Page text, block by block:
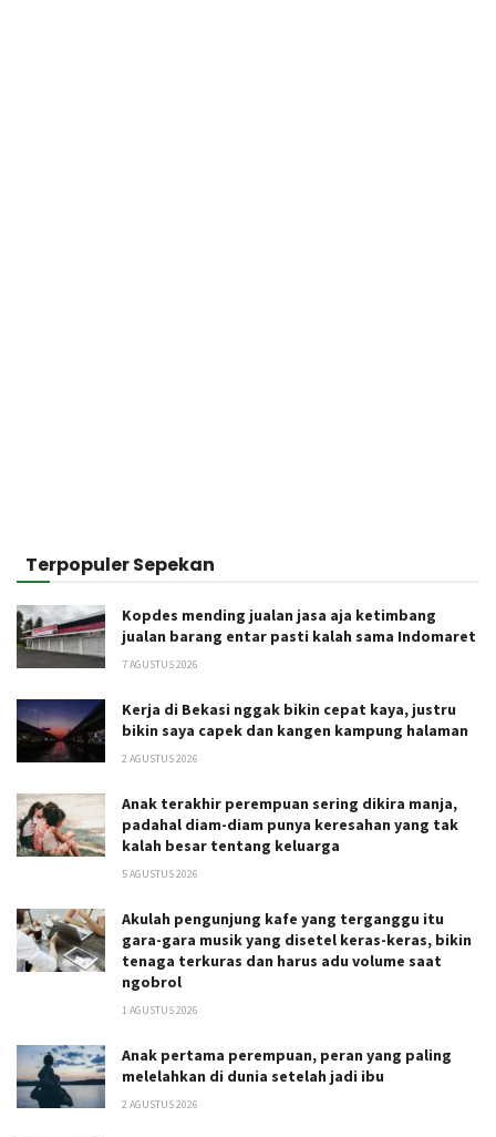
Terpopuler Sepekan
Kopdes mending jualan jasa aja ketimbang
jualan barang entar pasti kalah sama Indomaret
7 AGUSTUS 2026
Kerja di Bekasi nggak bikin cepat kaya, justru
bikin saya capek dan kangen kampung halaman
2 AGUSTUS 2026
Anak terakhir perempuan sering dikira manja,
padahal diam-diam punya keresahan yang tak
kalah besar tentang keluarga
5 AGUSTUS 2026
Akulah pengunjung kafe yang terganggu itu
gara-gara musik yang disetel keras-keras, bikin
tenaga terkuras dan harus adu volume saat
ngobrol
1 AGUSTUS 2026
Anak pertama perempuan, peran yang paling
melelahkan di dunia setelah jadi ibu
2 AGUSTUS 2026